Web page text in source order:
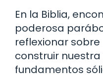
En la Biblia,
poderosa
reflexionar
construir
fundamentos